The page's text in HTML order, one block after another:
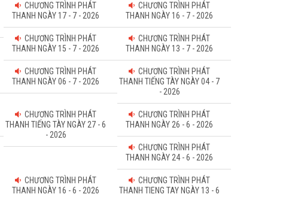
CHƯƠNG TRÌNH PHÁT
THANH NGÀY 17 - 7 - 2026
CHƯƠNG TRÌNH PHÁT
THANH NGÀY 16 - 7 - 2026
CHƯƠNG TRÌNH PHÁT
THANH NGÀY 15 - 7 - 2026
CHƯƠNG TRÌNH PHÁT
THANH NGÀY 13 - 7 - 2026
CHƯƠNG TRÌNH PHÁT
THANH NGÀY 06 - 7 - 2026
CHƯƠNG TRÌNH PHÁT
THANH TIẾNG TÀY NGÀY 04 - 7
- 2026
CHƯƠNG TRÌNH PHÁT
THANH TIẾNG TÀY NGÀY 27 - 6
- 2026
CHƯƠNG TRÌNH PHÁT
THANH NGÀY 26 - 6 - 2026
CHƯƠNG TRÌNH PHÁT
THANH NGÀY 24 - 6 - 2026
CHƯƠNG TRÌNH PHÁT
THANH NGÀY 16 - 6 - 2026
CHƯƠNG TRÌNH PHÁT
THANH TIENG TAY NGÀY 13 - 6